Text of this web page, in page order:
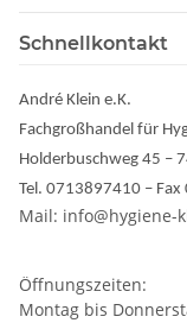
Schnellkontakt
André Klein e.K.
Fachgroßhandel für
Holderbuschweg 45 –
Tel. 0713897410 –
Mail: info@hygiene-
Öffnungszeiten:
Montag bis